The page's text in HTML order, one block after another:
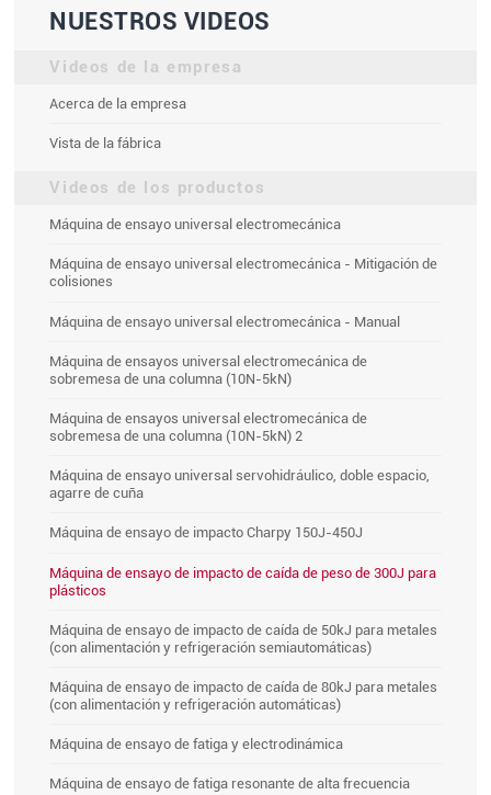
NUESTROS VIDEOS
Videos de la empresa
Acerca de la empresa
Vista de la fábrica
Videos de los productos
Máquina de ensayo universal electromecánica
Máquina de ensayo universal electromecánica - Mitigación de
colisiones
Máquina de ensayo universal electromecánica - Manual
Máquina de ensayos universal electromecánica de
sobremesa de una columna (10N-5kN)
Máquina de ensayos universal electromecánica de
sobremesa de una columna (10N-5kN) 2
Máquina de ensayo universal servohidráulico, doble espacio,
agarre de cuña
Máquina de ensayo de impacto Charpy 150J-450J
Máquina de ensayo de impacto de caída de peso de 300J para
plásticos
Máquina de ensayo de impacto de caída de 50kJ para metales
(con alimentación y refrigeración semiautomáticas)
Máquina de ensayo de impacto de caída de 80kJ para metales
(con alimentación y refrigeración automáticas)
Máquina de ensayo de fatiga y electrodinámica
Máquina de ensayo de fatiga resonante de alta frecuencia